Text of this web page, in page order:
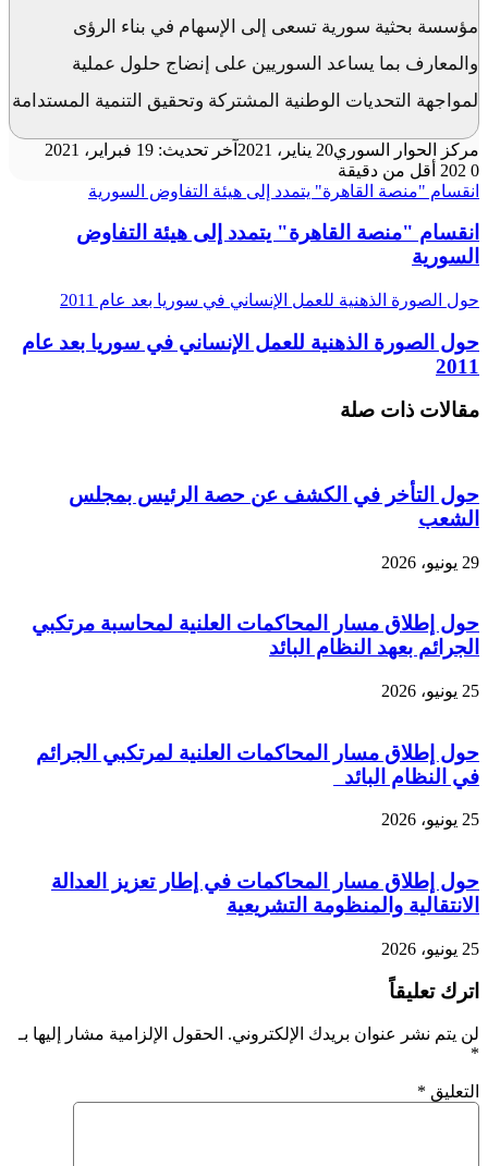
مؤسسة بحثية سورية تسعى إلى الإسهام في بناء الرؤى
والمعارف بما يساعد السوريين على إنضاج حلول عملية
لمواجهة التحديات الوطنية المشتركة وتحقيق التنمية المستدامة
مركز الحوار السوري20 يناير، 2021
آخر تحديث: 19 فبراير، 2021
0
أقل من دقيقة
انقسام "منصة القاهرة" يتمدد إلى هيئة التفاوض السورية
انقسام "منصة القاهرة" يتمدد إلى هيئة التفاوض
السورية
حول الصورة الذهنية للعمل الإنساني في سوريا بعد عام 2011
حول الصورة الذهنية للعمل الإنساني في سوريا بعد عام
2011
مقالات ذات صلة
حول التأخر في الكشف عن حصة الرئيس بمجلس
الشعب
29 يونيو، 2026
حول إطلاق مسار المحاكمات العلنية لمحاسبة مرتكبي
الجرائم بعهد النظام البائد
25 يونيو، 2026
حول إطلاق مسار المحاكمات العلنية لمرتكبي الجرائم
في النظام البائد
25 يونيو، 2026
حول إطلاق مسار المحاكمات في إطار تعزيز العدالة
الانتقالية والمنظومة التشريعية
25 يونيو، 2026
اترك تعليقاً
لن يتم نشر عنوان بريدك الإلكتروني. الحقول الإلزامية مشار إليها بـ
*
التعليق *